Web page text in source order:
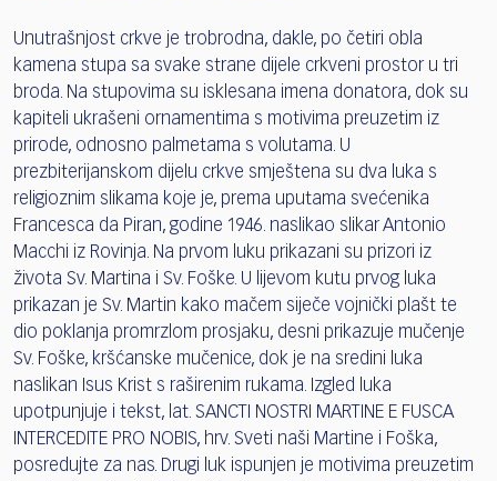
Unutrašnjost crkve je trobrodna, dakle, po četiri obla
kamena stupa sa svake strane dijele crkveni prostor u tri
broda. Na stupovima su isklesana imena donatora, dok su
kapiteli ukrašeni ornamentima s motivima preuzetim iz
prirode, odnosno palmetama s volutama. U
prezbiterijanskom dijelu crkve smještena su dva luka s
religioznim slikama koje je, prema uputama svećenika
Francesca da Piran, godine 1946. naslikao slikar Antonio
Macchi iz Rovinja. Na prvom luku prikazani su prizori iz
života Sv. Martina i Sv. Foške. U lijevom kutu prvog luka
prikazan je Sv. Martin kako mačem siječe vojnički plašt te
dio poklanja promrzlom prosjaku, desni prikazuje mučenje
Sv. Foške, kršćanske mučenice, dok je na sredini luka
naslikan Isus Krist s raširenim rukama. Izgled luka
upotpunjuje i tekst, lat. SANCTI NOSTRI MARTINE E FUSCA
INTERCEDITE PRO NOBIS, hrv. Sveti naši Martine i Foška,
posredujte za nas. Drugi luk ispunjen je motivima preuzetim